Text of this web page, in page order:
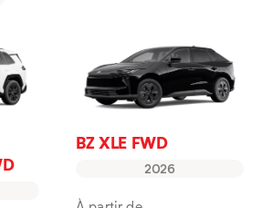
BZ XLE FWD
2026